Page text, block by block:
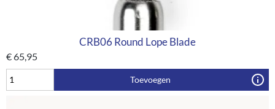
CRB06 Round Lope Blade
€65,95
Toevoegen